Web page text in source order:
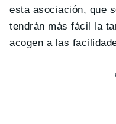
esta asociación, que
tendrán más fácil la
acogen a las